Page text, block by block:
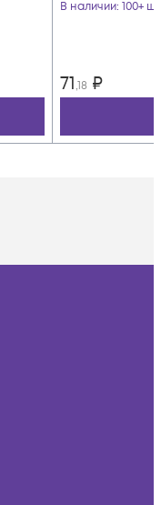
В наличии: 100+ шт
71,18 ₽